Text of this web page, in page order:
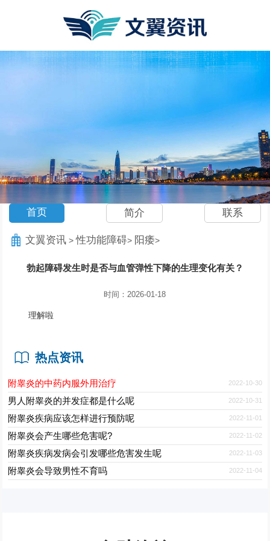
首页 简介 联系
文翼资讯 >性功能障碍> 阳痿>
勃起障碍发生时是否与血管弹性下降的生理变化有关？
时间：2026-01-18
理解啦
热点资讯
附睾炎的中药内服外用治疗 2022-10-30
男人附睾炎的并发症都是什么呢 2022-10-31
附睾炎疾病应该怎样进行预防呢 2022-11-01
附睾炎会产生哪些危害呢? 2022-11-02
附睾炎疾病发病会引发哪些危害发生呢 2022-11-03
附睾炎会导致男性不育吗 2022-11-04